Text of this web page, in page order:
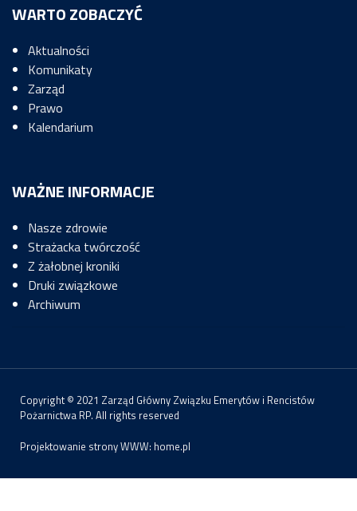
WARTO ZOBACZYĆ
Aktualności
Komunikaty
Zarząd
Prawo
Kalendarium
WAŻNE INFORMACJE
Nasze zdrowie
Strażacka twórczość
Z żałobnej kroniki
Druki związkowe
Archiwum
Copyright © 2021 Zarząd Główny Związku Emerytów i Rencistów
Pożarnictwa RP. All rights reserved
Projektowanie strony WWW: home.pl